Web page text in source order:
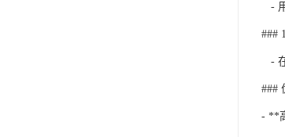
-
###
-
###
- **